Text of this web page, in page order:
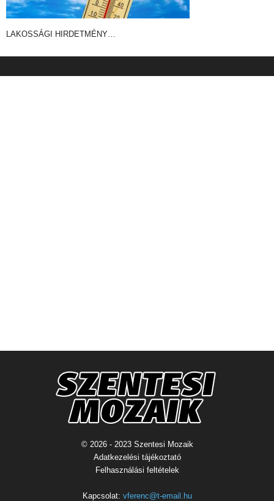
LAKOSSÁGI HIRDETMÉNY…
© 2026 - 2023 Szentesi Mozaik
Adatkezelési tájékoztató
Felhasználási feltételek
Kapcsolat: vferenc@t-email.hu